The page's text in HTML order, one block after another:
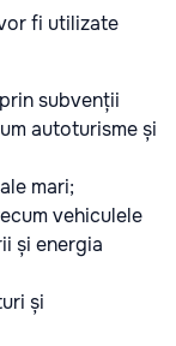
fi utilizate
subvenții
autoturisme și
mari;
vehiculele
și energia
și